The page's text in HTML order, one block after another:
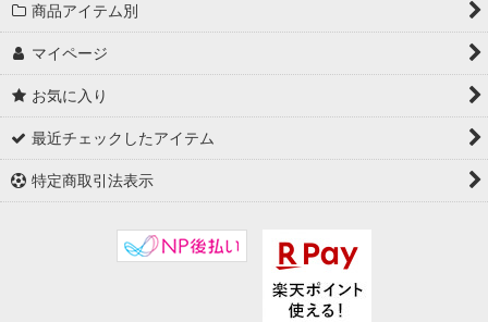
商品アイテム別
マイページ
お気に入り
最近チェックしたアイテム
特定商取引法表示